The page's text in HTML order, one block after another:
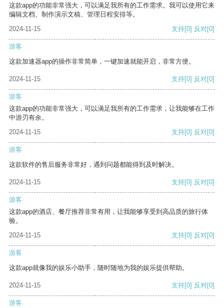
这款app的功能非常强大，可以满足我所有的工作需求。我可以使用它来
编辑文档、制作演示文稿、管理日程安排等。
2024-11-15
支持[0] 反对[0]
游客
这款加速器app的操作非常简单，一键加速就能开启，非常方便。
2024-11-15 支持[0] 反对[0]
游客
这款app的功能非常强大，可以满足我所有的工作需求，让我能够在工作
中游刃有余。
2024-11-15
支持[0] 反对[0]
游客
这款软件的售后服务非常好，遇到问题都能得到及时解决。
2024-11-15 支持[0] 反对[0]
游客
这款app的酒店、餐厅推荐非常有用，让我能够享受到高品质的旅行体
验。
2024-11-15
支持[0] 反对[0]
游客
这款app就像我的娱乐小助手，随时随地为我的娱乐提供帮助。
2024-11-15 支持[0] 反对[0]
游客